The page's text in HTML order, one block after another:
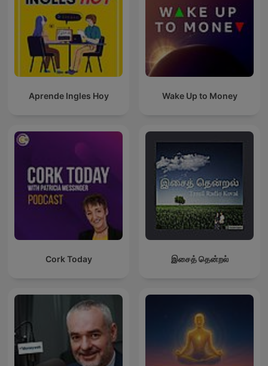
Aprende Ingles Hoy Wake Up to Money
Cork Today இசைத் தென்றல்